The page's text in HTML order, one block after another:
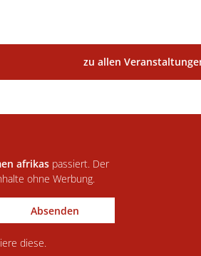
zu allen
afrikas passiert. Der
ohne Werbung.
Absenden
diese.